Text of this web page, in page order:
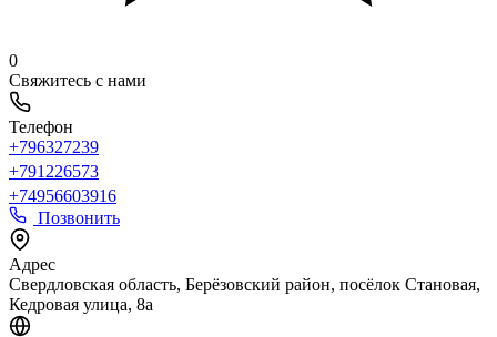
0
Свяжитесь с нами
Телефон
+796327239
+791226573
+74956603916
Позвонить
Адрес
Свердловская область, Берёзовский район, посёлок Становая,
Кедровая улица, 8а